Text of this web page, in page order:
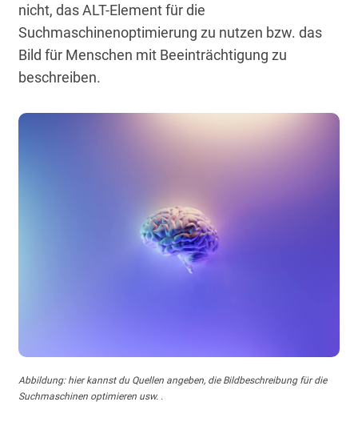
nicht, das ALT-Element für die
Suchmaschinenoptimierung zu nutzen bzw. das
Bild für Menschen mit Beeinträchtigung zu
beschreiben.
Abbildung: hier kannst du Quellen angeben, die Bildbeschreibung für die
Suchmaschinen optimieren usw. .